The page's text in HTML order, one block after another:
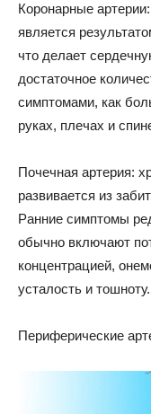
Коронарные
является
что делает
достаточное
симптомами, как
руках, плечах и
Почечная артерия:
развивается из
Ранние симптомы
обычно включают
концентрацией,
усталость и тошноту.
Периферические